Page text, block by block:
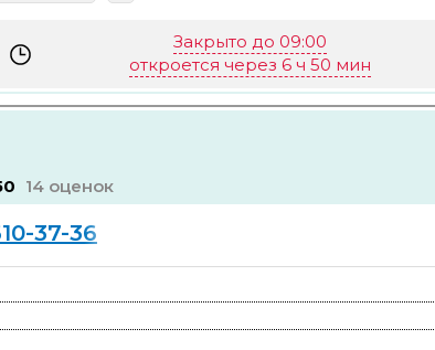
Закрыто до 09:00
откроется через 6 ч 50 мин
14 оценок
37-36